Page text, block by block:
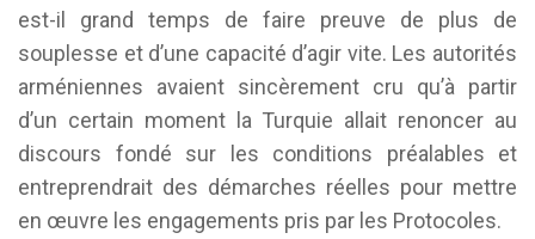
est-il grand temps de faire preuve de plus de
souplesse et d’une capacité d’agir vite. Les autorités
arméniennes avaient sincèrement cru qu’à partir
d’un certain moment la Turquie allait renoncer au
discours fondé sur les conditions préalables et
entreprendrait des démarches réelles pour mettre
en œuvre les engagements pris par les Protocoles.